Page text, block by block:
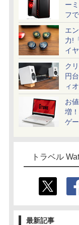
ー
フ
エ
力!
イ
一
ク
円
ィ
お
増
ゲ
トラベル
最新記事